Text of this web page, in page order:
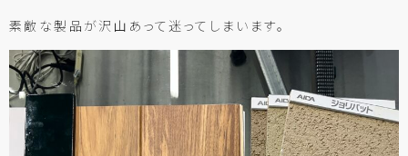
素敵な製品が沢山あって迷ってしまいます。